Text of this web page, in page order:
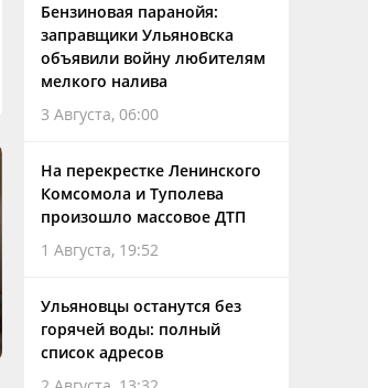
Бензиновая паранойя:
заправщики Ульяновска
объявили войну любителям
мелкого налива
3 Августа, 06:00
На перекрестке Ленинского
Комсомола и Туполева
произошло массовое ДТП
1 Августа, 19:52
Ульяновцы останутся без
горячей воды: полный
список адресов